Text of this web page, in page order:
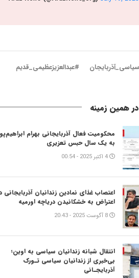
#عبدالعزیزعظیمی_قدیم
در همین زمینه
محکومیت فعال آذربایجانی بهرام
به یک سال حبس تعزیری
4 اکتبر 2025 - 00:54
اعتصاب غذای نمادین زندانیان آذربایجانی
اعتراض به خشکانیدن دریاچه اورمیه
8 آگوست 2025 - 20:43
انتقال شبانه زندانیان سیاسی به اوین؛
بی‌خبری از زندانیان سیاسی تـورک
آذربایجـانی